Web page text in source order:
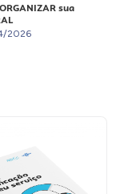
sua
2026